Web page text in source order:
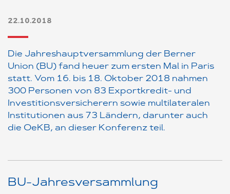
22.10.2018
Die Jahreshauptversammlung der Berner
Union (BU) fand heuer zum ersten Mal in Paris
statt. Vom 16. bis 18. Oktober 2018 nahmen
300 Personen von 83 Exportkredit- und
Investitionsversicherern sowie multilateralen
Institutionen aus 73 Ländern, darunter auch
die OeKB, an dieser Konferenz teil.
BU-Jahresversammlung